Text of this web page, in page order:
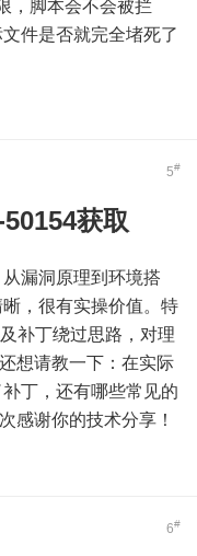
，脚本会不会被拦
件是否就完全堵死了
5#
获取
漏洞原理到环境搭
，很有实操价值。特
补丁绕过思路，对理
想请教一下：在实际
丁，还有哪些常见的
感谢你的技术分享！
6#